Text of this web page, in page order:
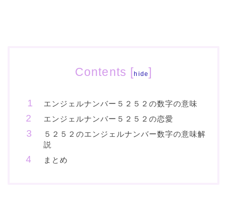
Contents [hide]
エンジェルナンバー５２５２の数字の意味
エンジェルナンバー５２５２の恋愛
５２５２のエンジェルナンバー数字の意味解
説
まとめ